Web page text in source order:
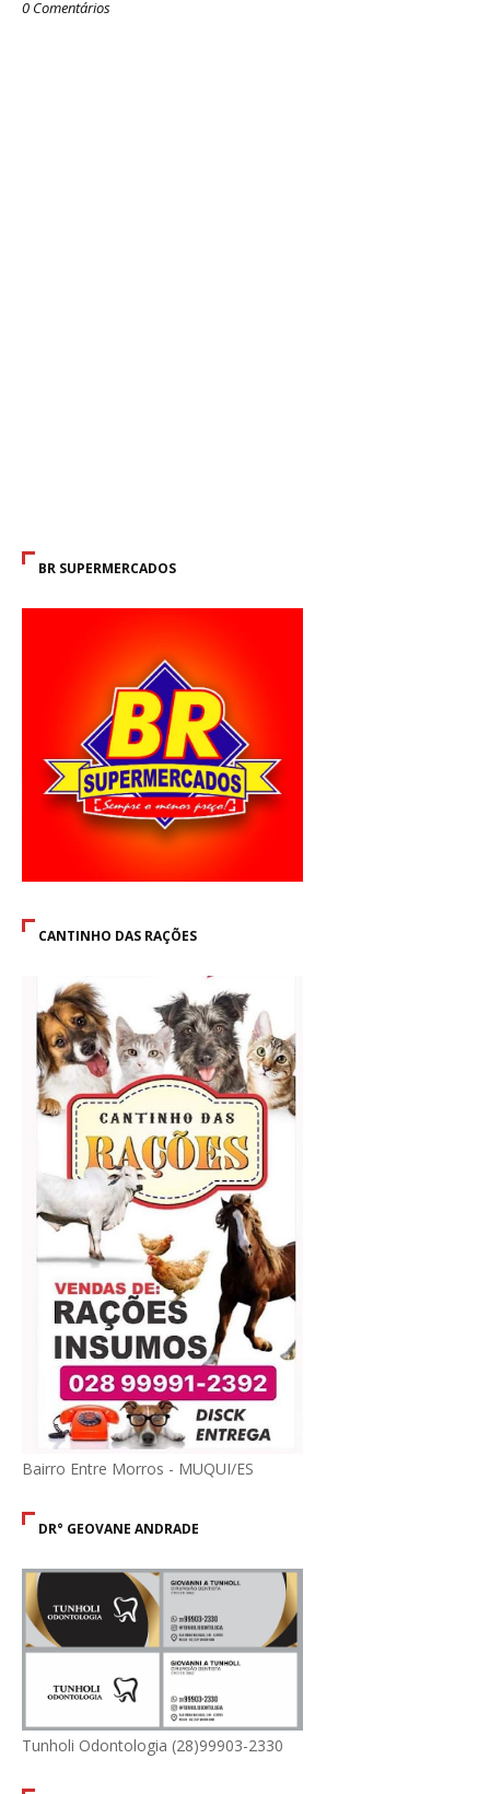
0 Comentários
BR SUPERMERCADOS
CANTINHO DAS RAÇÕES
Bairro Entre Morros - MUQUI/ES
DR° GEOVANE ANDRADE
Tunholi Odontologia (28)99903-2330